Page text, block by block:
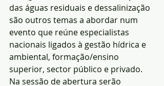
das águas residuais e dessalinização
são outros temas a abordar num
evento que reúne especialistas
nacionais ligados à gestão hídrica e
ambiental, formação/ensino
superior, sector público e privado.
Na sessão de abertura serão